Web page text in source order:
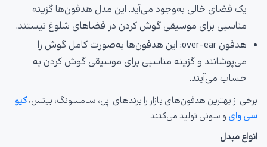
یک فضای خالی به‌وجود می‌آید. این مدل هدفون‌ها گزینه
مناسبی برای موسیقی گوش کردن در فضاهای شلوغ نیستند.
هدفون over-ear: این هدفون‌ها به‌صورت کامل گوش را
می‌پوشانند و گزینه مناسبی برای موسیقی گوش کردن به
حساب می‌آیند.
برخی از بهترین هدفون‌های بازار را برندهای اپل، سامسونگ، بیتس،کیو
سی وای و سونی تولید می‌کنند.
انواع مبدل